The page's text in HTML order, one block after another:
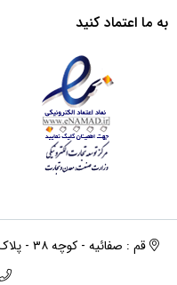
به ما اعتماد کنید
قم : صفائیه - کوچه ۳۸ - پلاک ۲۸ - طبقه اول - واحد ۱